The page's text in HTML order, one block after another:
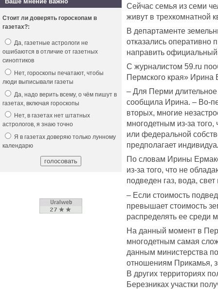
Сейчас семья из семи
живут в трехкомнатной
В департаменте
отказались оперативно
направить
С журналистом 59.ru
Пермского края» Ирина
– Для Перми длительное
сообщила Ирина. – Во-
вторых, многие
многодетным из-за
или федеральной
предполагает
По словам Ирины
из-за того, что не
подведен газ, вода, свет
– Если стоимость
превышает стоимость
распределять ее среди
На данный момент в
многодетным самая
данным министерства
отношениям Прикамья,
В других территориях
Березниках участки
Стоит ли доверять гороскопам в
газетах?:
Да, газетные астрологи не
ошибаются в отличие от газетных
синоптиков
Нет, гороскопы печатают, чтобы
люди выписывали газеты
Да, надо верить всему, о чём пишут в
газетах, включая гороскопы
Нет, в газетах нет штатных
астрологов, я знаю точно
Я в газетах доверяю только лунному
календарю